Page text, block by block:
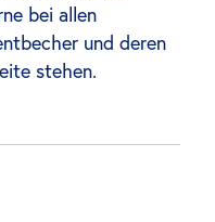
bei allen
und deren
stehen.